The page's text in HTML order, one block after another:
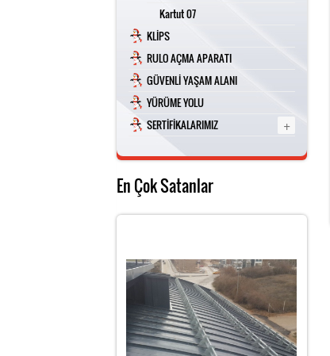
Kartut 07
KLİPS
RULO AÇMA APARATI
GÜVENLİ YAŞAM ALANI
YÜRÜME YOLU
SERTİFİKALARIMIZ
+
En Çok Satanlar